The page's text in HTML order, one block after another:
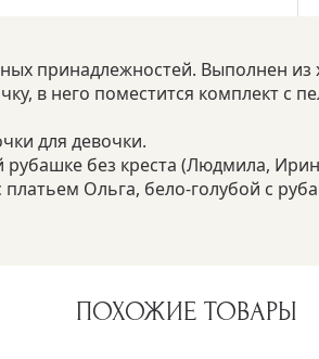
принадлежностей. Выполнен из
в него поместится комплект с
для девочки.
без креста (Людмила,
Ольга, бело-голубой с
ПОХОЖИЕ ТОВАРЫ